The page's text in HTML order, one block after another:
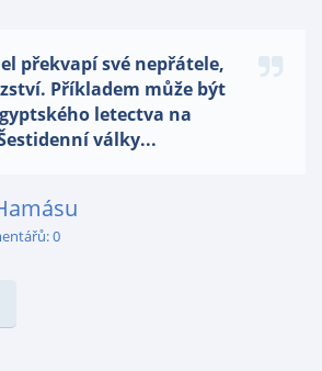
překvapí své nepřátele,
Příkladem může být
letectva na
války...
0